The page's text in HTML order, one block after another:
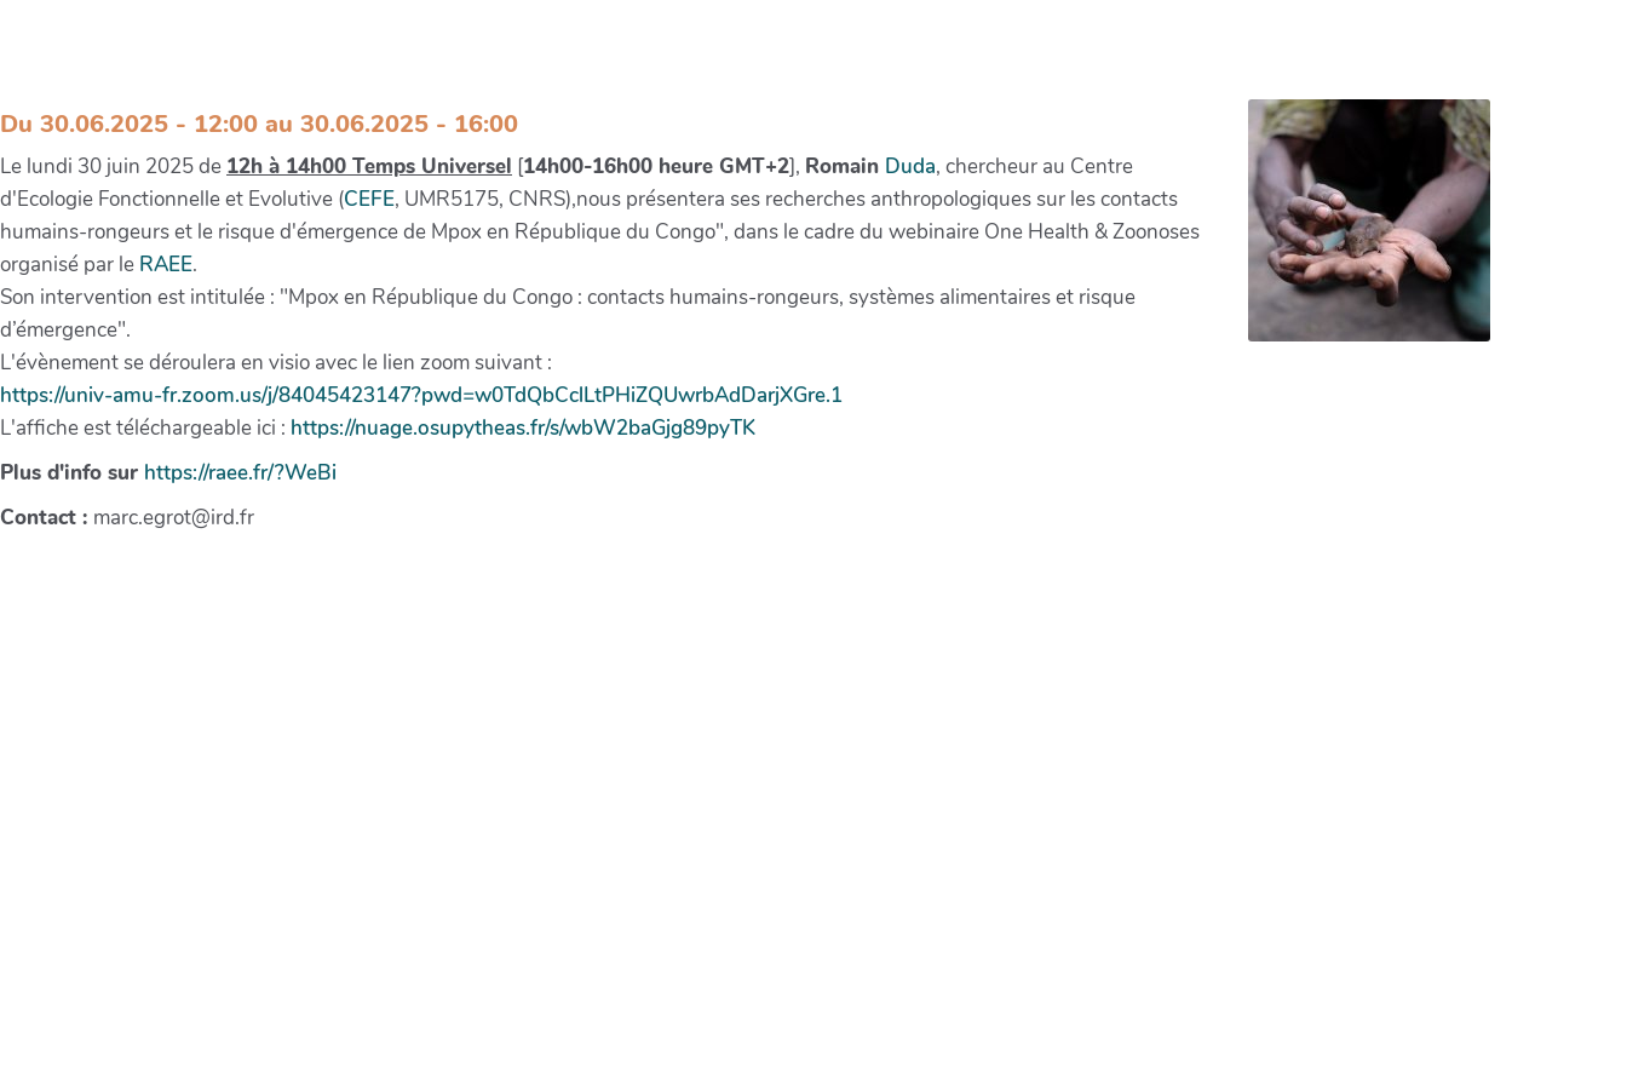
Du 30.06.2025 - 12:00 au 30.06.2025 - 16:00
Le lundi 30 juin 2025 de 12h à 14h00 Temps Universel [14h00-16h00 heure GMT+2], Romain Duda, chercheur au Centre
d'Ecologie Fonctionnelle et Evolutive (CEFE, UMR5175, CNRS),nous présentera ses recherches anthropologiques sur les contacts
humains-rongeurs et le risque d'émergence de Mpox en République du Congo", dans le cadre du webinaire One Health & Zoonoses
organisé par le RAEE.
Son intervention est intitulée : "Mpox en République du Congo : contacts humains-rongeurs, systèmes alimentaires et risque
d’émergence".
L'évènement se déroulera en visio avec le lien zoom suivant :
https://univ-amu-fr.zoom.us/j/84045423147?pwd=w0TdQbCclLtPHiZQUwrbAdDarjXGre.1
L'affiche est téléchargeable ici : https://nuage.osupytheas.fr/s/wbW2baGjg89pyTK
Plus d'info sur https://raee.fr/?WeBi
Contact : marc.egrot@ird.fr